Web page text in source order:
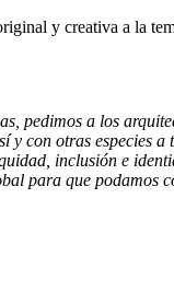
y creativa a la
pedimos a los
con otras especies
inclusión e
para que podamos